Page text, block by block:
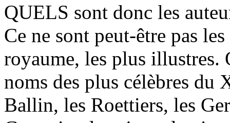
QUELS sont donc les
Ce ne sont peut-être pas
royaume, les plus illustres.
noms des plus célèbres
Ballin, les Roettiers, les